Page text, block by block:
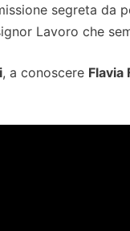
segreta da
Lavoro che
, a conoscere Flavia